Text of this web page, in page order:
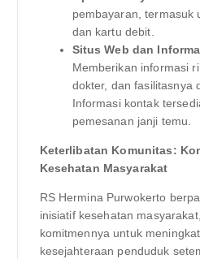
pembayaran, termasuk
dan kartu debit.
Situs Web dan
Memberikan informasi
dokter, dan fasilitasnya
Informasi kontak
pemesanan janji temu.
Keterlibatan Komunitas:
Kesehatan Masyarakat
RS Hermina Purwokerto
inisiatif kesehatan
komitmennya untuk
kesejahteraan penduduk